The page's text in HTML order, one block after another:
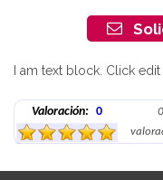
I am text block. Click
Valoración: 0
0